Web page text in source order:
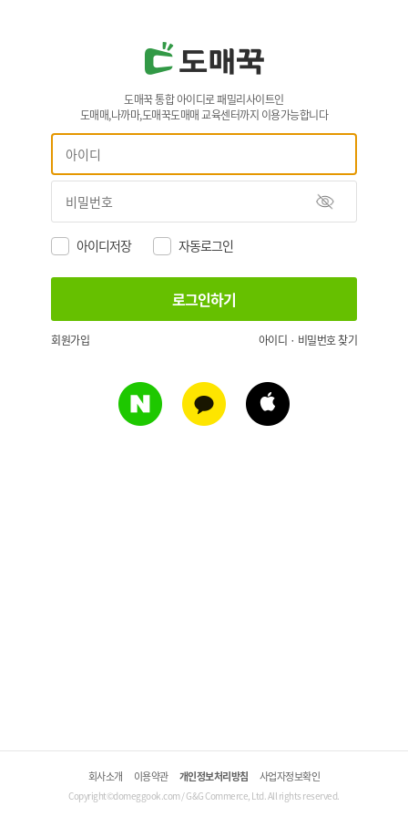
도매꾹 통합 아이디로 패밀리사이트인
도매매,나까마,도매꾹도매매 교육센터까지 이용가능합니다
아이디저장 자동로그인
회원가입 아이디 · 비밀번호 찾기
회사소개 이용약관 개인정보처리방침 사업자정보확인
Copyright©domeggook.com / G&G Commerce, Ltd. All rights reserved.